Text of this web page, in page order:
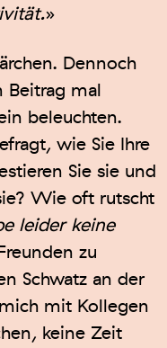
»
Dennoch
Beitrag mal
beleuchten.
wie Sie Ihre
Sie sie und
Wie oft rutscht
leider keine
zu
Schwatz an der
mit Kollegen
keine Zeit